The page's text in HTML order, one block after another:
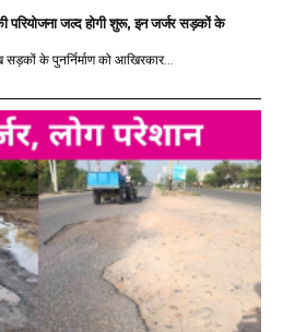
जल्द होगी शुरू, इन जर्जर सड़कों के
के पुनर्निर्माण को आखिरकार...